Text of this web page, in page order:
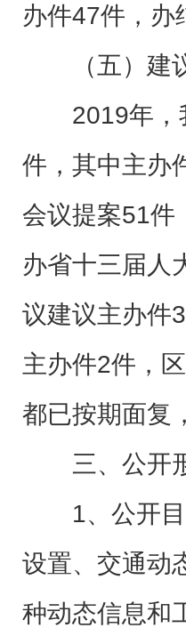
办件47件，办
（五）建议
2019年，我
件，其中主办
会议提案51件
办省十三届人
议建议主办件
主办件2件，
都已按期面复
三、公开
1、公开目
设置、交通动
种动态信息和